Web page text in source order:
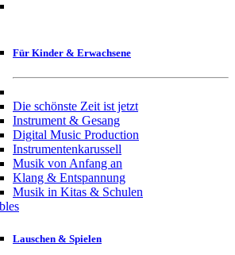
Für Kinder & Erwachsene
Die schönste Zeit ist jetzt
Instrument & Gesang
Digital Music Production
Instrumentenkarussell
Musik von Anfang an
Klang & Entspannung
Musik in Kitas & Schulen
Lauschen & Spielen